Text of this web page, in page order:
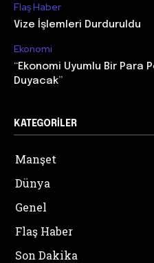
Flaş Haber
Vize İşlemleri Durduruldu
Ekonomi
“Ekonomi Uyumlu Bir Para
Duyacak”
KATEGORILER
Manşet
Dünya
Genel
Flaş Haber
Son Dakika